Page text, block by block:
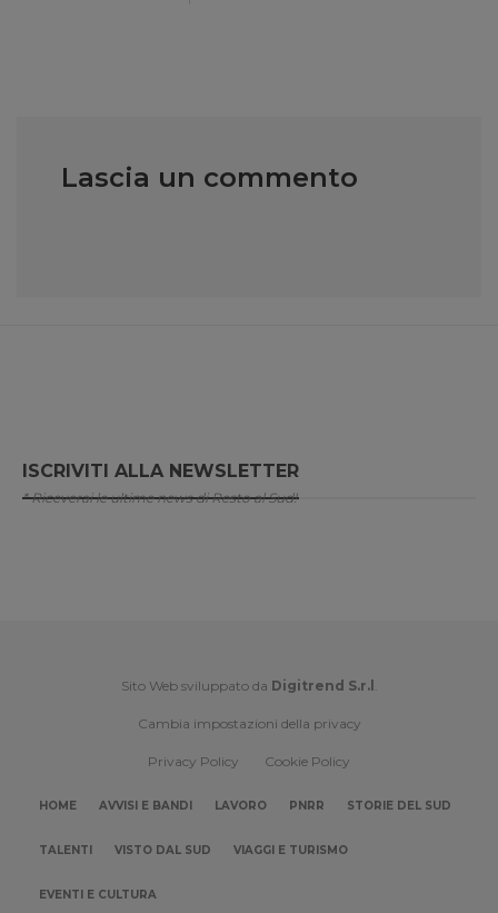
Lascia un commento
ISCRIVITI ALLA NEWSLETTER
* Riceverai le ultime news di Resto al Sud!
Sito Web sviluppato da Digitrend S.r.l .
Cambia impostazioni della privacy
Privacy Policy Cookie Policy
HOME AVVISI E BANDI LAVORO PNRR STORIE DEL SUD
TALENTI VISTO DAL SUD VIAGGI E TURISMO
EVENTI E CULTURA